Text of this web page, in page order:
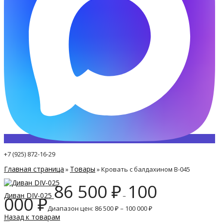
+7 (925) 872-16-29
Главная страница » Товары »Кровать с балдахином B-045
Диван DIV-025 86 500 ₽ – 100
000₽Диапазон цен: 86 500 ₽ – 100 000 ₽
Назад к товарам